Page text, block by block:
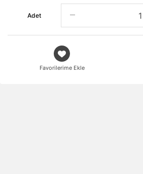
Adet
Favorilerime Ekle